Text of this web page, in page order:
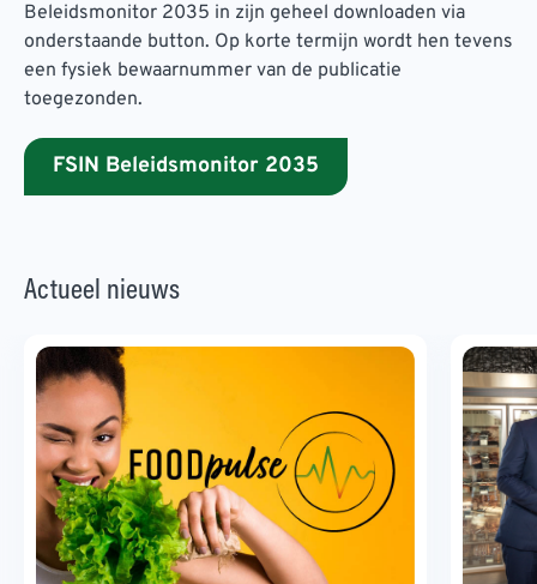
Beleidsmonitor 2035 in zijn geheel downloaden via
onderstaande button. Op korte termijn wordt hen tevens
een fysiek bewaarnummer van de publicatie
toegezonden.
FSIN Beleidsmonitor 2035
Actueel nieuws